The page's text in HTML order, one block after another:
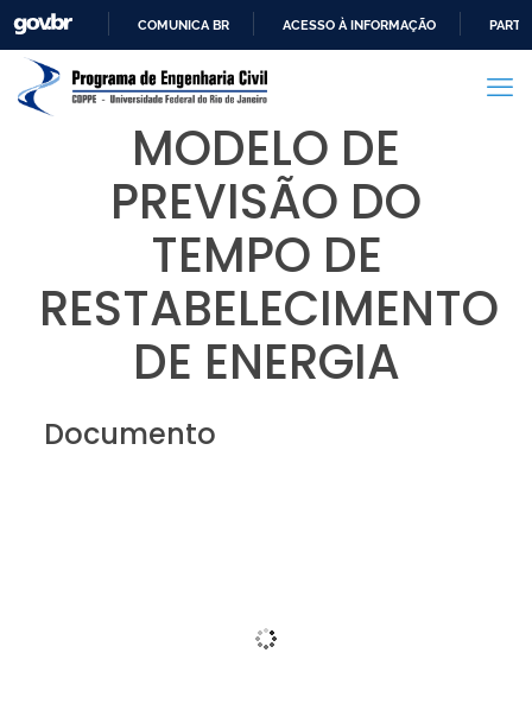
PARA
CONTEÚDO
COMUNICA BR ACESSO À INFORMAÇÃO
MODELO DE
PREVISÃO DO
TEMPO DE
RESTABELECIMENTO
DE ENERGIA
Documento